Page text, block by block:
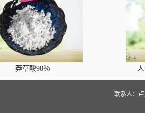
莽草酸98％
联系人：